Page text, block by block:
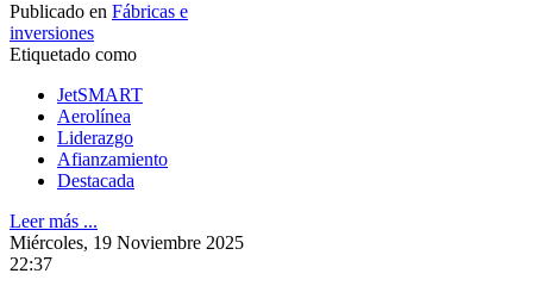
Publicado en Fábricas e
inversiones
Etiquetado como
JetSMART
Aerolínea
Liderazgo
Afianzamiento
Destacada
Leer más ...
Miércoles, 19 Noviembre 2025
22:37